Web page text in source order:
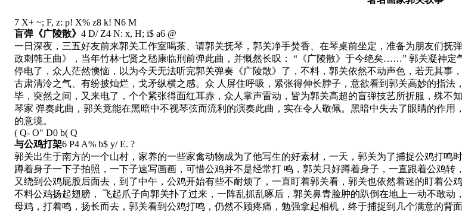
7 X+ ~; F, z: p! X% z8 k! N6 M
盲弹《广陵散》 4 D/ Z4 N: x, H; i$ a6 @
一日深夜，三五好友前来郭关工作室喝茶、请郭关抚琴，郭关净手焚香、在琴桌前坐定，准备为朋友们
政刺韩王曲》，当年竹林七贤之嵇康临刑前弹此曲，并慨然长叹： “《广陵散》于今绝矣……” 郭关凝神
停电了，众人茫然懊恼，以为今天无法听完郭关弹奏《广陵散》了，不料，郭关依然不动声色，若无其
古肃清泠之气、有纷披灿烂，戈矛纵横之感。众 人屏住呼吸，紧张得伸长脖子，意欲看到郭关高妙的指
毕，突然之间，又来电了，个个紧张得面红耳赤，众人掌声雷动，皆为郭关高超的盲弹技艺所折服，殊不
琴家 弹奏此曲，郭关竟能在黑暗中不视琴弦而流利的演奏此曲，实在令人敬佩。黑暗中失去了眼睛的作
的意境。
( Q- O" D0 b( Q
与公鸡打架6 P4 A% b$ y/ E. ?
郭关出生于南方的一个山村，家养的一些家禽动物成为了他写生的好素材，一天，郭关为了捕捉公鸡打鸣
蹲着身子一下子拍照，一下子速写画画，可惜公鸡并不是经常打 鸣，郭关只好蹲着身子，一直跟着公鸡
又绕到公鸡屁股后面去，到了中午，公鸡开始有些不耐烦了，一直盯着郭关看，郭关也依然着迷的盯着公
不料公鸡扬起翅膀， 飞起爪子向郭关扑了过来，一阵乱抓乱啄后，郭关鼻青脸肿的趴倒在地上一动不敢
母鸡，打着鸣，扬长而去，郭关看到公鸡打鸣，仍然不顾疼痛，勉强拿起相机，终于捕捉到几个满意的